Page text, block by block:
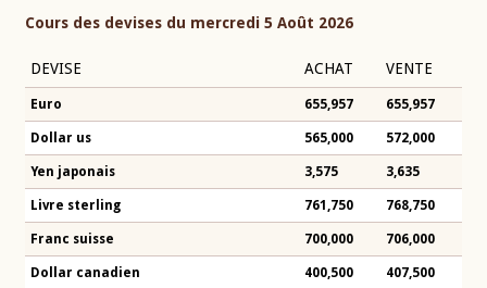
Cours des devises du mercredi 5 Août 2026
DEVISE ACHAT VENTE
Euro 655,957 655,957
Dollar us 565,000 572,000
Yen japonais 3,575 3,635
Livre sterling 761,750 768,750
Franc suisse 700,000 706,000
Dollar canadien 400,500 407,500